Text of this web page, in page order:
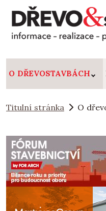
O DŘEVOSTAVBÁCH
Titulní stránka O